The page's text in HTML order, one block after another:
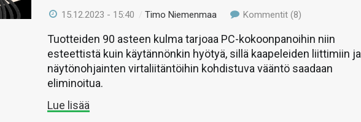
15.12.2023 - 15:40 /Timo Niemenmaa Kommentit (8)
Tuotteiden 90 asteen kulma tarjoaa PC-kokoonpanoihin niin
esteettistä kuin käytännönkin hyötyä, sillä kaapeleiden liittimiin ja
näytönohjainten virtaliitäntöihin kohdistuva vääntö saadaan
eliminoitua.
Lue lisää